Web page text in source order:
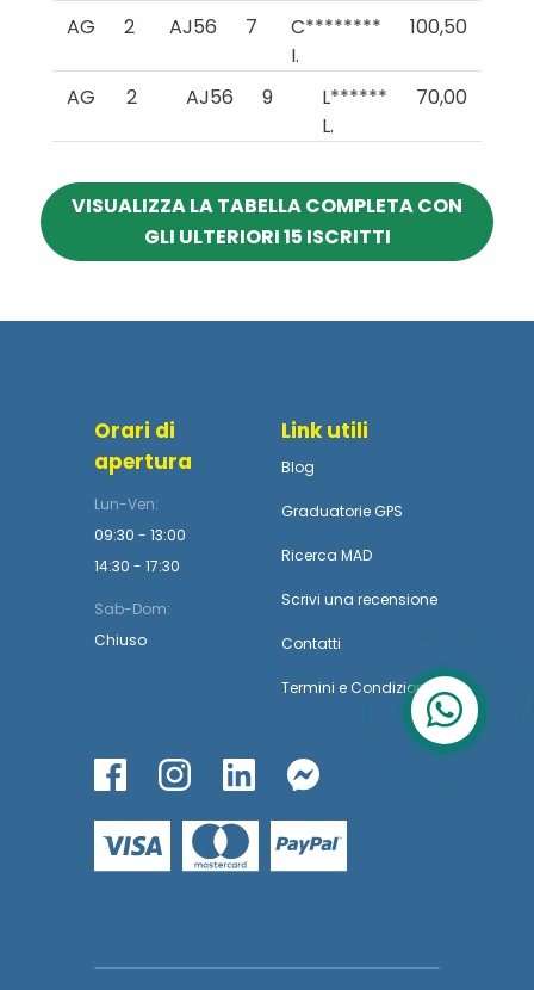
AG 2 AJ56 7
C********
I.
100,50
AG 2 AJ56 9
L******
L.
70,00
VISUALIZZA LA TABELLA COMPLETA CON
GLI ULTERIORI 15 ISCRITTI
Orari di
apertura
Lun-Ven:
09:30 - 13:00
14:30 - 17:30
Sab-Dom:
Chiuso
Link utili
Blog
Graduatorie GPS
Ricerca MAD
Scrivi una recensione
Contatti
Termini e Condizioni